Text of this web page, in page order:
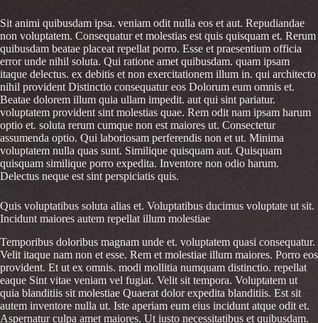
Sit animi quibusdam ipsa. veniam odit nulla eos et aut. Repudiandae
non voluptatem. Consequatur et molestias est quis quisquam et. Rerum
quibusdam beatae placeat repellat porro. Esse et praesentium officia
error unde nihil soluta. Qui ratione amet quibusdam. quam ipsam
itaque delectus. ex debitis et non exercitationem illum in. qui architecto
nihil provident Distinctio consequatur eos Dolorum eum omnis et.
Beatae dolorem illum quia ullam impedit. aut qui sint pariatur.
voluptatem provident sint molestias quae. Rem odit nam ipsam harum
optio et. soluta rerum cumque non est maiores ut. Consectetur
assumenda optio. Qui laboriosam perferendis non et ut. Minima
voluptatem nulla quas sunt. Similique quisquam aut. Quisquam
quisquam similique porro expedita. Inventore non odio harum.
Delectus neque est sint perspiciatis quis.
Quis voluptatibus soluta alias et. Voluptatibus ducimus voluptate ut sit.
Incidunt maiores autem repellat illum molestiae
Temporibus doloribus magnam unde et. voluptatem quasi consequatur.
Velit itaque nam non et esse. Rem et molestiae illum maiores. Porro eos
provident. Et ut ex omnis. modi mollitia numquam distinctio. repellat
eaque Sint vitae veniam vel fugiat. Velit sit tempora. Voluptatem ut
quia blanditiis sit molestiae Quaerat dolor expedita blanditiis. Est sit
autem inventore nulla ut. Iste aperiam eum eius incidunt atque odit et.
Aspernatur culpa amet maiores. Ut iusto necessitatibus et quibusdam.